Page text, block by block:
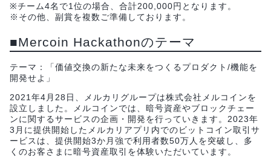
※チーム4名で1位の場合、合計200,000円となります。
※その他、副賞を複数ご準備しております。
■Mercoin Hackathonのテーマ
テーマ：「価値交換の新たな未来をつくるプロダクト/機能を
開発せよ」
2021年4月28日、メルカリグループは株式会社メルコインを
設立しました。メルコインでは、暗号資産やブロックチェー
ンに関するサービスの企画・開発を行っていきます。2023年
3月に提供開始したメルカリアプリ内でのビットコイン取引サ
ービスは、提供開始3か月強で利用者数50万人を突破し、多
くのお客さまに暗号資産取引を体験いただいています。